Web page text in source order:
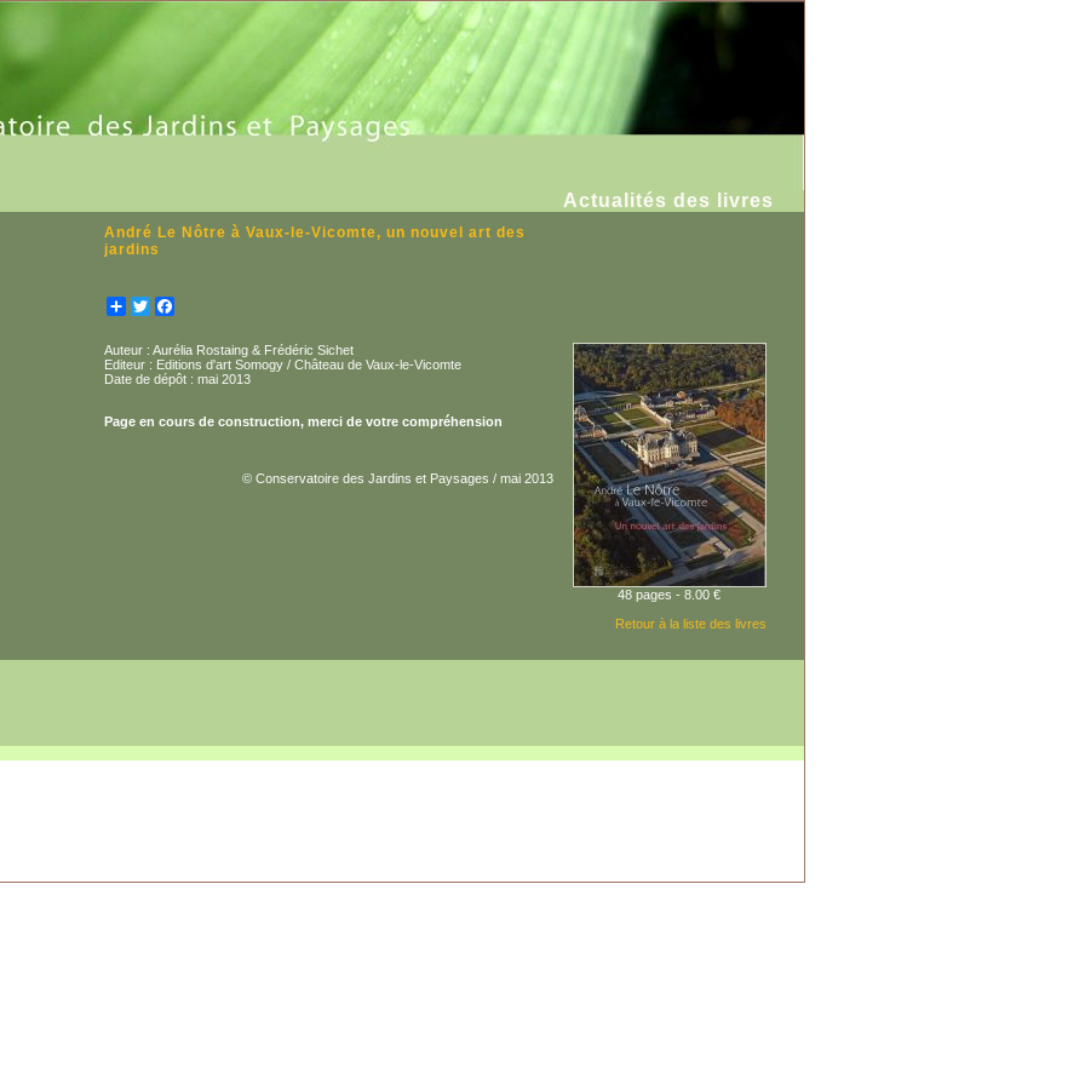
Actualités des livres
André Le Nôtre à Vaux-le-Vicomte, un nouvel art des
jardins
Partager
Twitter
Auteur : Aurélia Rostaing & Frédéric Sichet
Editeur : Editions d'art Somogy / Château de Vaux-le-Vicomte
Date de dépôt : mai 2013
Page en cours de construction, merci de votre compréhension
© Conservatoire des Jardins et Paysages / mai 2013
48 pages - 8.00 €
Retour à la liste des livres